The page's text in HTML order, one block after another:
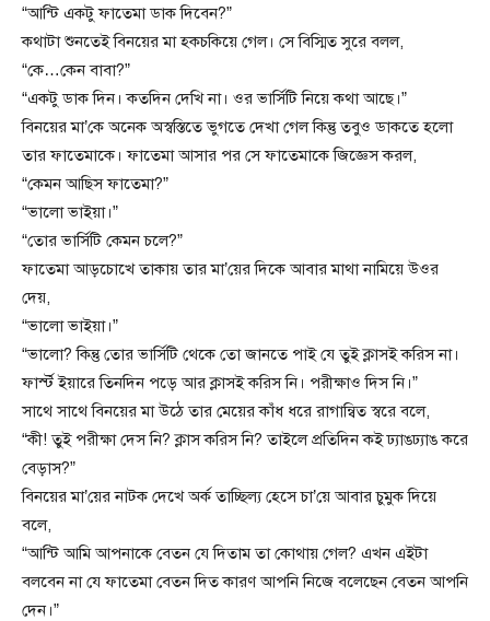
“আন্টি একটু ফাতেমা ডাক দিবেন?”
কথাটা শুনতেই বিনয়ের মা হকচকিয়ে গেল। সে বিস্মিত সুরে বলল,
“কে…কেন বাবা?”
“একটু ডাক দিন। কতদিন দেখি না। ওর ভার্সিটি নিয়ে কথা আছে।”
বিনয়ের মা’কে অনেক অস্বস্তিতে ভুগতে দেখা গেল কিন্তু তবুও ডাকতে হলো
তার ফাতেমাকে। ফাতেমা আসার পর সে ফাতেমাকে জিজ্ঞেস করল,
“কেমন আছিস ফাতেমা?”
“ভালো ভাইয়া।”
“তোর ভার্সিটি কেমন চলে?”
ফাতেমা আড়চোখে তাকায় তার মা’য়ের দিকে আবার মাথা নামিয়ে উওর
দেয়,
“ভালো ভাইয়া।”
“ভালো? কিন্তু তোর ভার্সিটি থেকে তো জানতে পাই যে তুই ক্লাসই করিস না।
ফার্স্ট ইয়ারে তিনদিন পড়ে আর ক্লাসই করিস নি। পরীক্ষাও দিস নি।”
সাথে সাথে বিনয়ের মা উঠে তার মেয়ের কাঁধ ধরে রাগান্বিত স্বরে বলে,
“কী! তুই পরীক্ষা দেস নি? ক্লাস করিস নি? তাইলে প্রতিদিন কই ঢ্যাঙঢ্যাঙ করে
বেড়াস?”
বিনয়ের মা’য়ের নাটক দেখে অর্ক তাচ্ছিল্য হেসে চা’য়ে আবার চুমুক দিয়ে
বলে,
“আন্টি আমি আপনাকে বেতন যে দিতাম তা কোথায় গেল? এখন এইটা
বলবেন না যে ফাতেমা বেতন দিত কারণ আপনি নিজে বলেছেন বেতন আপনি
দেন।”